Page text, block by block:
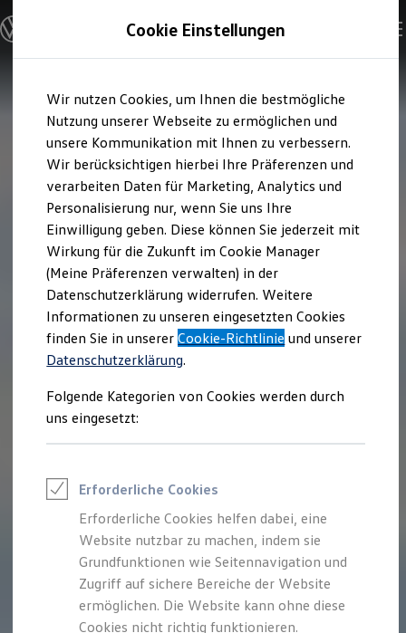
Hauptinhalt
springen
Footer
springen
Modelle und Konfigurator
Konfigurator
Modelle vergleichen
Elektroautos
ENERGY Sondermodelle
Nutzfahrzeuge
SUV und CUV
Familienautos
Kombis
Kompaktwagen
Sportwagen
Schnell verfügbare Fahrzeuge
Angebote und Produkte
Aktuelle Angebote
E-Auto-Förderung
Volkswagen Marktplatz
Die ENERGY Sondermodelle
Junge Gebrauchtwagen und Gebrauchtwagen
Volkswagen Zertifizierte Gebrauchtwagen
Elektromobilität bei Gebrauchtwagen
Saisonangebote
Reifenpakete
Leasing
Leasing-Angebote
Elektroauto Leasing
Kleinwagen-Leasing
Leasing ohne Anzahlung
Finanzierung
Autokredit mit Schlussrate
Versicherungen und Garantien
Kfz-Versicherung
Restschuldversicherungen
Garantien
Cookie Einstellungen
Wir nutzen Cookies, um Ihnen die bestmögliche
Nutzung unserer Webseite zu ermöglichen und
unsere Kommunikation mit Ihnen zu verbessern.
Wir berücksichtigen hierbei Ihre Präferenzen und
verarbeiten Daten für Marketing, Analytics und
Personalisierung nur, wenn Sie uns Ihre
Einwilligung geben. Diese können Sie jederzeit mit
Wirkung für die Zukunft im Cookie Manager
(Meine Präferenzen verwalten) in der
Datenschutzerklärung widerrufen. Weitere
Informationen zu unseren eingesetzten Cookies
finden Sie in unsererCookie-Richtlinie und unserer
Datenschutzerklärung.
Folgende Kategorien von Cookies werden durch
uns eingesetzt:
Erforderliche Cookies
Erforderliche Cookies helfen dabei, eine
Website nutzbar zu machen, indem sie
Grundfunktionen wie Seitennavigation und
Zugriff auf sichere Bereiche der Website
ermöglichen. Die Website kann ohne diese
Cookies nicht richtig funktionieren.